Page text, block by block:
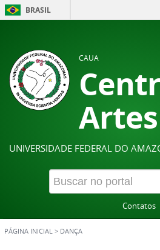
BRASIL
CAUA
Artes
UNIVERSIDADE FEDERAL DO
Contatos
PÁGINA INICIAL > DANÇA